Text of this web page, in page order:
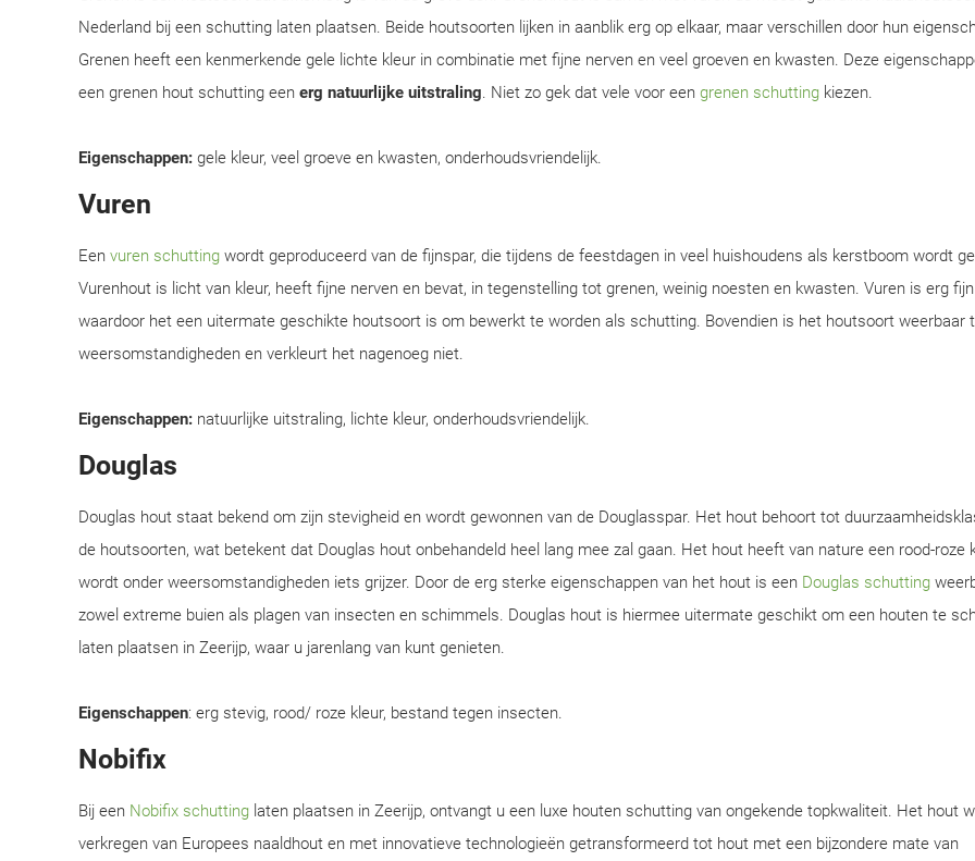
Nederland bij een schutting laten plaatsen. Beide houtsoorten lijken in aanblik erg op elkaar, maar verschillen door hun
Grenen heeft een kenmerkende gele lichte kleur in combinatie met fijne nerven en veel groeven en kwasten. Deze
een grenen hout schutting een erg natuurlijke uitstraling. Niet zo gek dat vele voor een grenen schutting kiezen.
Eigenschappen: gele kleur, veel groeve en kwasten, onderhoudsvriendelijk.
Vuren
Een vuren schutting wordt geproduceerd van de fijnspar, die tijdens de feestdagen in veel huishoudens als kerstboom wordt
Vurenhout is licht van kleur, heeft fijne nerven en bevat, in tegenstelling tot grenen, weinig noesten en kwasten. Vuren is erg
waardoor het een uitermate geschikte houtsoort is om bewerkt te worden als schutting. Bovendien is het houtsoort weerbaar
weersomstandigheden en verkleurt het nagenoeg niet.
Eigenschappen: natuurlijke uitstraling, lichte kleur, onderhoudsvriendelijk.
Douglas
Douglas hout staat bekend om zijn stevigheid en wordt gewonnen van de Douglasspar. Het hout behoort tot
de houtsoorten, wat betekent dat Douglas hout onbehandeld heel lang mee zal gaan. Het hout heeft van nature een rood-roze
wordt onder weersomstandigheden iets grijzer. Door de erg sterke eigenschappen van het hout is een Douglas schutting
zowel extreme buien als plagen van insecten en schimmels. Douglas hout is hiermee uitermate geschikt om een houten te
laten plaatsen in Zeerijp, waar u jarenlang van kunt genieten.
Eigenschappen: erg stevig, rood/ roze kleur, bestand tegen insecten.
Nobifix
Bij een Nobifix schutting laten plaatsen in Zeerijp, ontvangt u een luxe houten schutting van ongekende topkwaliteit. Het hout
verkregen van Europees naaldhout en met innovatieve technologieën getransformeerd tot hout met een bijzondere mate van